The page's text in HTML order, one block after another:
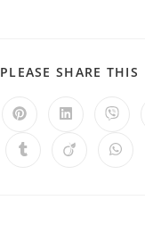
PLEASE SHARE THIS